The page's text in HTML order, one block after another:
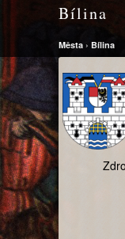
Bílina
Města › Bílina